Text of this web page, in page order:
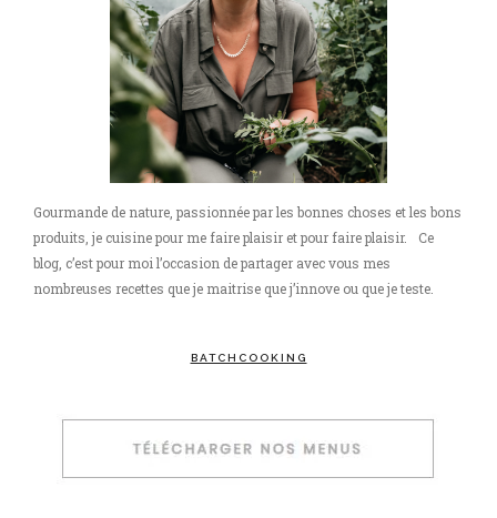
Gourmande de nature, passionnée par les bonnes choses et les bons
produits, je cuisine pour me faire plaisir et pour faire plaisir. Ce
blog, c’est pour moi l’occasion de partager avec vous mes
nombreuses recettes que je maitrise que j’innove ou que je teste.
BATCHCOOKING